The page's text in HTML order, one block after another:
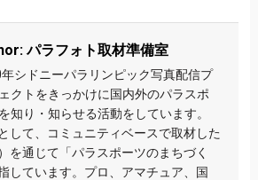
パラフォト取材準備室
シドニーパラリンピック写真配信プ
クトをきっかけに国内外のパラスポ
知り・知らせる活動をしています。
して、コミュニティベースで取材した
を通じて「パラスポーツのまちづく
しています。プロ、アマチュア、国